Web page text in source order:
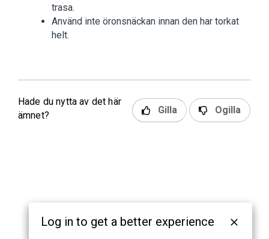
trasa.
Använd inte öronsnäckan innan den har torkat
helt.
Hade du nytta av det här
ämnet?
Gilla Ogilla
Log in to get a better experience